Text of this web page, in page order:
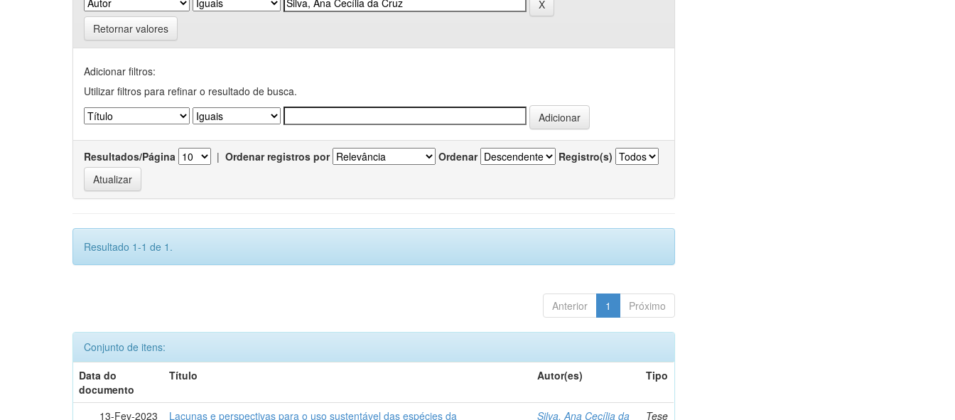
Retornar valores
Adicionar filtros:
Utilizar filtros para refinar o resultado de busca.
Resultados/Página | Ordenar registros por Ordenar Registro(s)
Resultado 1-1 de 1.
Anterior 1 Próximo
Conjunto de itens:
Data do
documento
Título Autor(es) Tipo
13-Fev-2023 Lacunas e perspectivas para o uso sustentável das espécies da Silva, Ana Cecília da Tese